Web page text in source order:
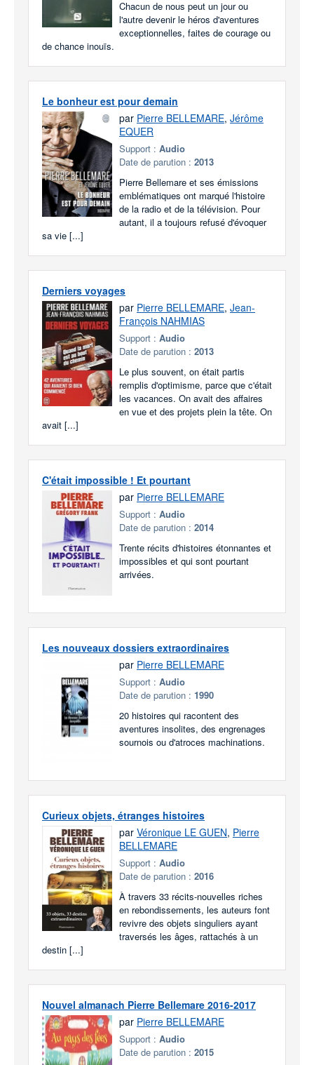
Chacun de nous peut un jour ou
l'autre devenir le héros d'aventures
exceptionnelles, faites de courage ou
de chance inouïs.
Le bonheur est pour demain
par Pierre BELLEMARE, Jérôme
EQUER
Support : Audio
Date de parution : 2013
Pierre Bellemare et ses émissions
emblématiques ont marqué l'histoire
de la radio et de la télévision. Pour
autant, il a toujours refusé d'évoquer
sa vie [...]
Derniers voyages
par Pierre BELLEMARE, Jean-
François NAHMIAS
Support : Audio
Date de parution : 2013
Le plus souvent, on était partis
remplis d'optimisme, parce que c'était
les vacances. On avait des affaires
en vue et des projets plein la tête. On
avait [...]
C'était impossible ! Et pourtant
par Pierre BELLEMARE
Support : Audio
Date de parution : 2014
Trente récits d'histoires étonnantes et
impossibles et qui sont pourtant
arrivées.
Les nouveaux dossiers extraordinaires
par Pierre BELLEMARE
Support : Audio
Date de parution : 1990
20 histoires qui racontent des
aventures insolites, des engrenages
sournois ou d'atroces machinations.
Curieux objets, étranges histoires
par Véronique LE GUEN, Pierre
BELLEMARE
Support : Audio
Date de parution : 2016
À travers 33 récits-nouvelles riches
en rebondissements, les auteurs font
revivre des objets singuliers ayant
traversés les âges, rattachés à un
destin [...]
Nouvel almanach Pierre Bellemare 2016-2017
par Pierre BELLEMARE
Support : Audio
Date de parution : 2015